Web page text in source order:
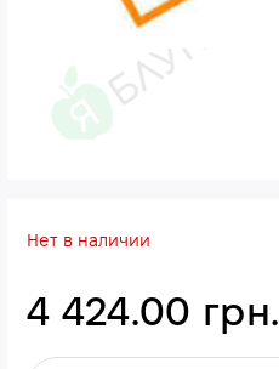
Нет в наличии
4 424.00 грн.